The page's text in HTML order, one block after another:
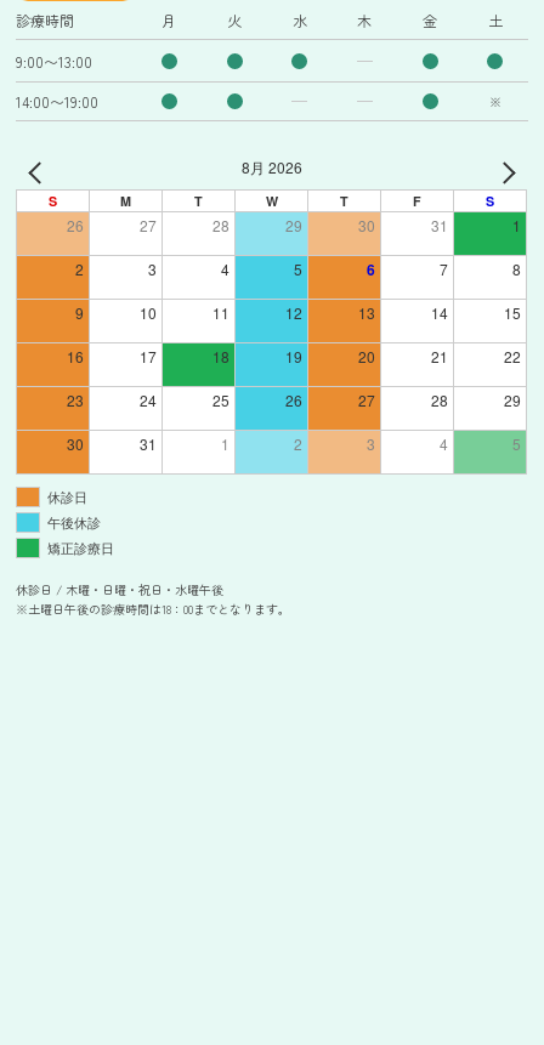
診療時間 月 火 水 木 金 土
9:00〜13:00
14:00〜19:00
※
8月 2026
S M T W T F S
26 27 28 29 30 31 1
2 3 4 5 6 7 8
9 10 11 12 13 14 15
16 17 18 19 20 21 22
23 24 25 26 27 28 29
30 31 1 2 3 4 5
休診日
午後休診
矯正診療日
休診日 / 木曜・日曜・祝日・水曜午後
※土曜日午後の診療時間は18：00までとなります。